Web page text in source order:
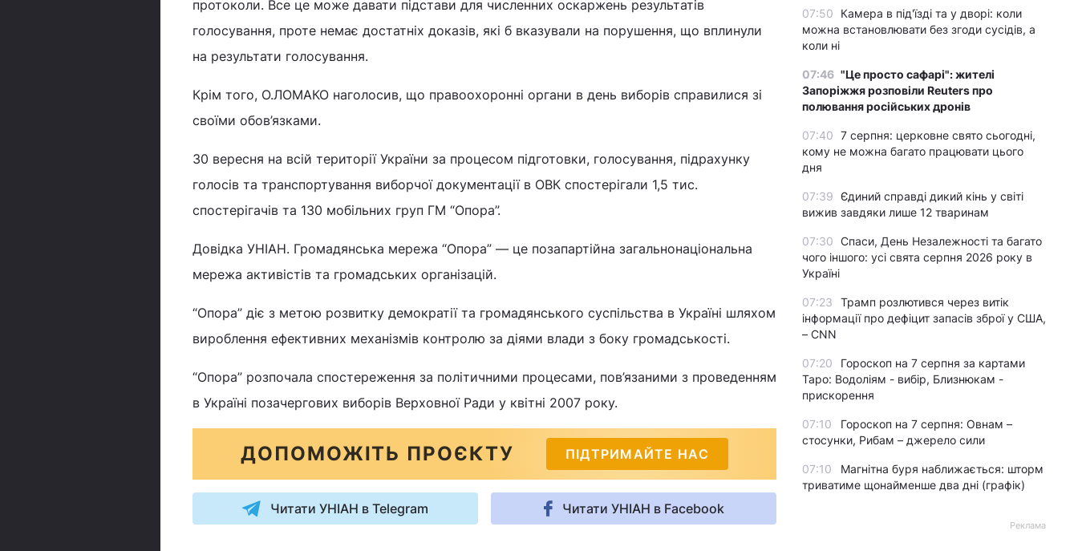
протоколи. Все це може давати підстави для численних оскаржень результатів
голосування, проте немає достатніх доказів, які б вказували на порушення, що вплинули
на результати голосування.
Крім того, О.ЛОМАКО наголосив, що правоохоронні органи в день виборів справилися зі
своїми обов’язками.
30 вересня на всій території України за процесом підготовки, голосування, підрахунку
голосів та транспортування виборчої документації в ОВК спостерігали 1,5 тис.
спостерігачів та 130 мобільних груп ГМ “Опора”.
Довідка УНІАН. Громадянська мережа “Опора” ― це позапартійна загальнонаціональна
мережа активістів та громадських організацій.
“Опора” діє з метою розвитку демократії та громадянського суспільства в Україні шляхом
вироблення ефективних механізмів контролю за діями влади з боку громадськості.
“Опора” розпочала спостереження за політичними процесами, пов’язаними з проведенням
в Україні позачергових виборів Верховної Ради у квітні 2007 року.
ДОПОМОЖІТЬ ПРОЄКТУ ПІДТРИМАЙТЕ НАС
Читати УНІАН в Telegram Читати УНІАН в Facebook
07:50
Камера в під'їзді та у дворі: коли
можна встановлювати без згоди сусідів, а
коли ні
07:46 "Це просто сафарі": жителі
Запоріжжя розповіли Reuters про
полювання російських дронів
07:40 7 серпня: церковне свято сьогодні,
кому не можна багато працювати цього
дня
07:39 Єдиний справді дикий кінь у світі
вижив завдяки лише 12 тваринам
07:30 Спаси, День Незалежності та багато
чого іншого: усі свята серпня 2026 року в
Україні
07:23
Трамп розлютився через витік
інформації про дефіцит запасів зброї у США,
– CNN
07:20
Гороскоп на 7 серпня за картами
Таро: Водоліям - вибір, Близнюкам -
прискорення
07:10
Гороскоп на 7 серпня: Овнам –
стосунки, Рибам – джерело сили
07:10
Магнітна буря наближається: шторм
триватиме щонайменше два дні (графік)
Реклама